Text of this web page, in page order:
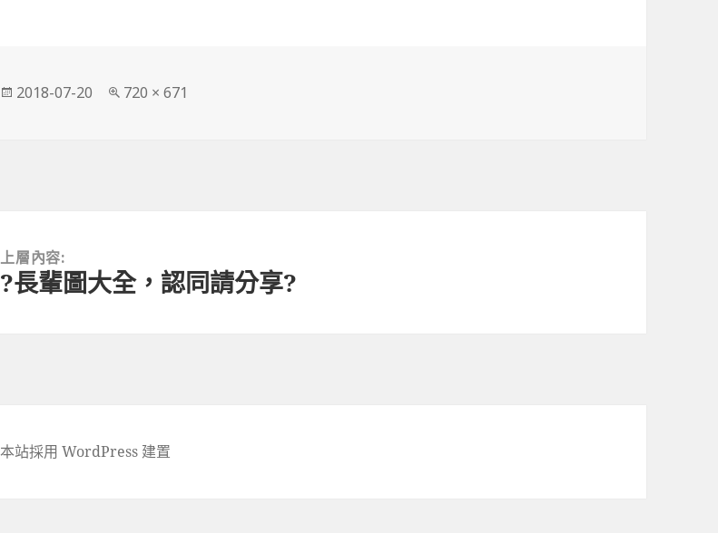
發
2018-07-20
完
720 × 671
上層內容:
?長輩圖大全，認同請分享?
本站採用 WordPress 建置